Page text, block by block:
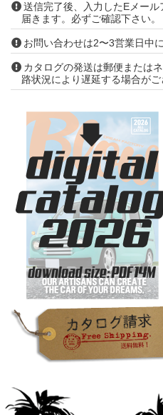
送信完了後、入力したEメー
届きます。必ずご確認下さい。
お問い合わせは2〜3営業日中
カタログの発送は郵便または
路状況により遅延する場合がご